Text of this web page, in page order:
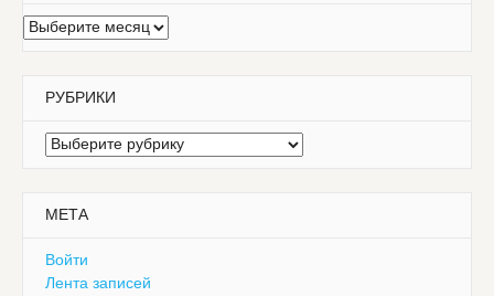
Архивы
РУБРИКИ
Рубрики
МЕТА
Войти
Лента записей